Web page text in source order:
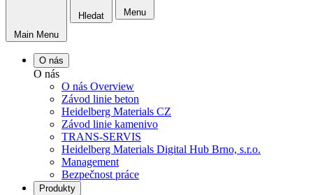
Main Menu
Hledat Menu
O nás
O nás
O nás Overview
Závod linie beton
Heidelberg Materials CZ
Závod linie kamenivo
TRANS-SERVIS
Heidelberg Materials Digital Hub Brno, s.r.o.
Management
Bezpečnost práce
Produkty